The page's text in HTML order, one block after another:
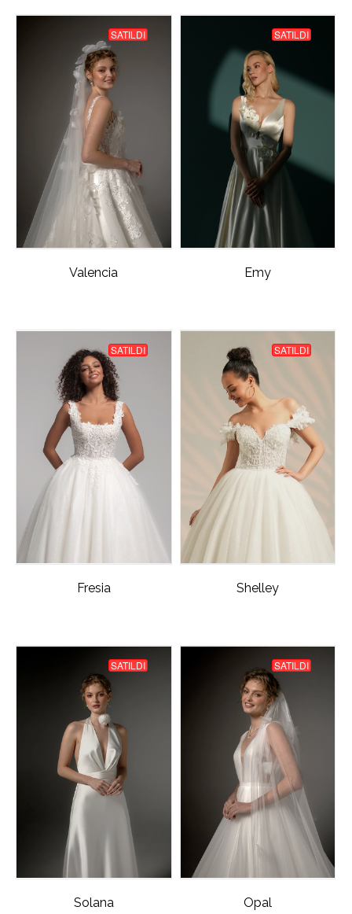
SATILDI
Valencia
SATILDI
Emy
SATILDI
Fresia
SATILDI
Shelley
SATILDI
Solana
SATILDI
Opal